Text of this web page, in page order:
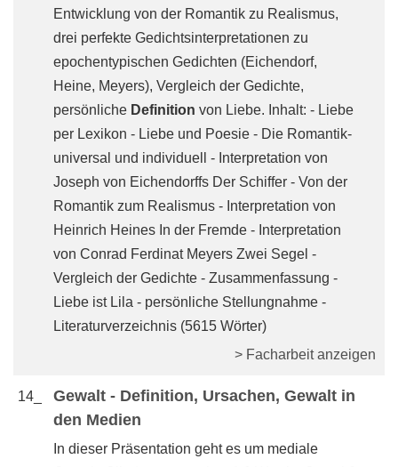
Entwicklung von der Romantik zu Realismus,
drei perfekte Gedichtsinterpretationen zu
epochentypischen Gedichten (Eichendorf,
Heine, Meyers), Vergleich der Gedichte,
persönliche Definition von Liebe. Inhalt: - Liebe
per Lexikon - Liebe und Poesie - Die Romantik-
universal und individuell - Interpretation von
Joseph von Eichendorffs Der Schiffer - Von der
Romantik zum Realismus - Interpretation von
Heinrich Heines In der Fremde - Interpretation
von Conrad Ferdinat Meyers Zwei Segel -
Vergleich der Gedichte - Zusammenfassung -
Liebe ist Lila - persönliche Stellungnahme -
Literaturverzeichnis (5615 Wörter)
> Facharbeit anzeigen
14_
Gewalt - Definition, Ursachen, Gewalt in
den Medien
In dieser Präsentation geht es um mediale